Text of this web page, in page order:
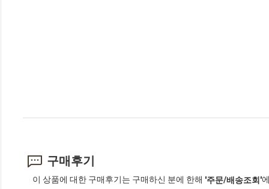
구매후기
이 상품에 대한 구매후기는 구매하신 분에 한해 '주문/배송조회'